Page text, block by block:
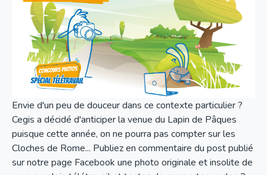
Envie d'un peu de douceur dans ce contexte particulier ?
Cegis a décidé d'anticiper la venue du Lapin de Pâques
puisque cette année, on ne pourra pas compter sur les
Cloches de Rome... Publiez en commentaire du post publié
sur notre page Facebook une photo originale et insolite de